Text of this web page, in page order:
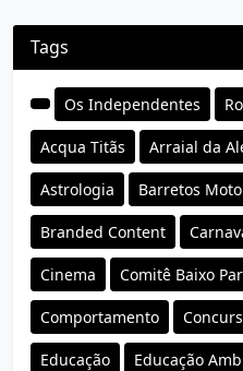
Tags
Os Independentes
Acqua Titãs Arraial da
Astrologia Barretos
Branded Content
Cinema Comitê Baixo
Comportamento
Educação Educação